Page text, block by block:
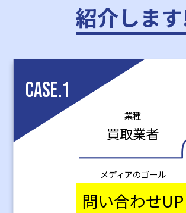
紹介しま
CASE.1
業種
買取業者
メディアのゴール
問い合わせUP